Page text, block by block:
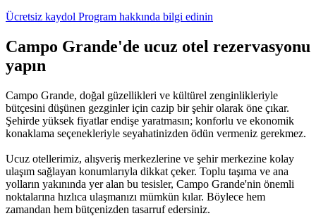
Ücretsiz kaydol Program hakkında bilgi edinin
Campo Grande'de ucuz otel rezervasyonu
yapın
Campo Grande, doğal güzellikleri ve kültürel zenginlikleriyle
bütçesini düşünen gezginler için cazip bir şehir olarak öne çıkar.
Şehirde yüksek fiyatlar endişe yaratmasın; konforlu ve ekonomik
konaklama seçenekleriyle seyahatinizden ödün vermeniz gerekmez.
Ucuz otellerimiz, alışveriş merkezlerine ve şehir merkezine kolay
ulaşım sağlayan konumlarıyla dikkat çeker. Toplu taşıma ve ana
yolların yakınında yer alan bu tesisler, Campo Grande'nin önemli
noktalarına hızlıca ulaşmanızı mümkün kılar. Böylece hem
zamandan hem bütçenizden tasarruf edersiniz.